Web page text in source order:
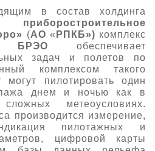
в состав холдинга
приборостроительное
(АО « РПКБ») комплекс
БРЭО обеспечивает
задач и полетов по
комплексом такого
могут пилотировать один
днем и ночью как в
метеоусловиях.
производится измерение,
пилотажных и
цифровой карты